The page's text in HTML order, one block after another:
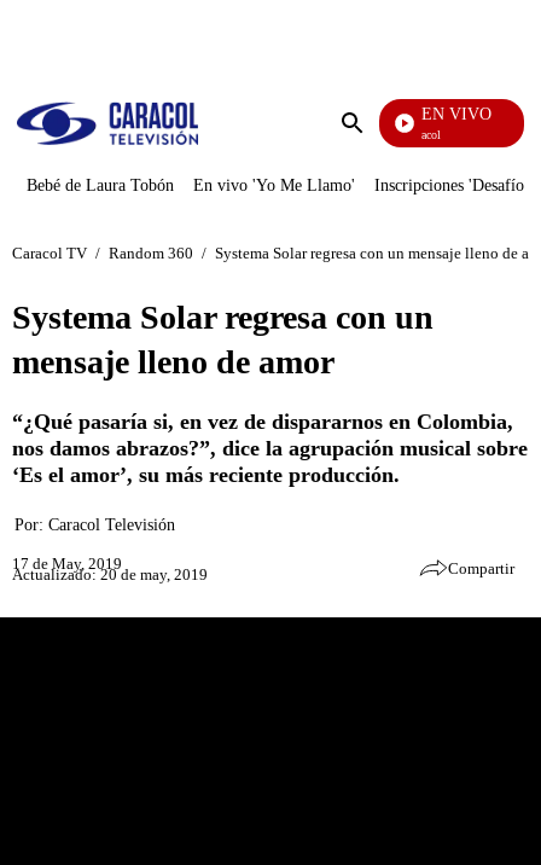
Enviar
EN VIVO
Noticias Caracol
Bebé de Laura Tobón En vivo 'Yo Me Llamo' Inscripciones 'Desafío'
Caracol TV / Random 360 / Systema Solar regresa con un mensaje lleno de
Systema Solar regresa con un
mensaje lleno de amor
“¿Qué pasaría si, en vez de dispararnos en Colombia,
nos damos abrazos?”, dice la agrupación musical sobre
‘Es el amor’, su más reciente producción.
Por: Caracol Televisión
17 de May, 2019
Actualizado: 20 de may, 2019 Compartir